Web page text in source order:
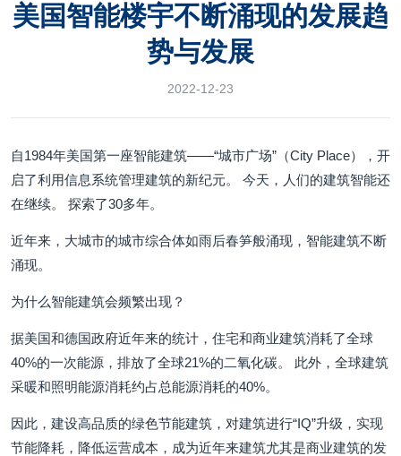
美国智能楼宇不断涌现的发展趋
势与发展
2022-12-23
自1984年美国第一座智能建筑——“城市广场”（City Place），开
启了利用信息系统管理建筑的新纪元。 今天，人们的建筑智能还
在继续。 探索了30多年。
近年来，大城市的城市综合体如雨后春笋般涌现，智能建筑不断
涌现。
为什么智能建筑会频繁出现？
据美国和德国政府近年来的统计，住宅和商业建筑消耗了全球
40%的一次能源，排放了全球21%的二氧化碳。 此外，全球建筑
采暖和照明能源消耗约占总能源消耗的40%。
因此，建设高品质的绿色节能建筑，对建筑进行“IQ”升级，实现
节能降耗，降低运营成本，成为近年来建筑尤其是商业建筑的发